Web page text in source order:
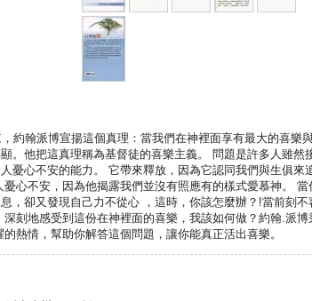
約翰派博宣揚這個真理：當我們在神裡面享有最大的喜樂
。他把這真理稱為基督徒的喜樂主義。 問題是許多人雖然
憂心不安的能力。 它帶來釋放，因為它認同我們與生俱來
憂心不安，因為他揭露我們並沒有照應有的樣式愛慕神。
，卻又發現自己力不從心 ，這時，你該怎麼辦？!當前刻
深刻地感受到這份在神裡面的喜樂，我該如何做？約翰.派
熱情，幫助你解答這個問題，讓你能真正活出喜樂。